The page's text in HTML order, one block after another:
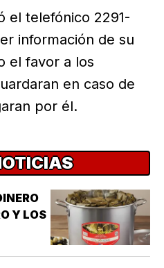
el telefónico 2291-
información de su
el favor a los
en caso de
por él.
Y LOS